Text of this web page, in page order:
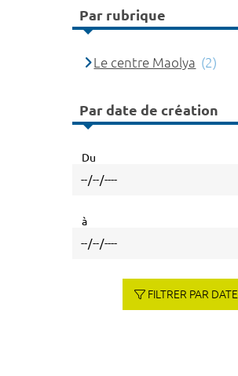
Par rubrique
Le centre Maolya (2)
Par date de création
Du
à
FILTRER PAR DATE